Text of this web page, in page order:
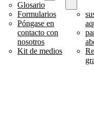
Glosario
Formularios
Póngase en
contacto con
nosotros
Kit de medios